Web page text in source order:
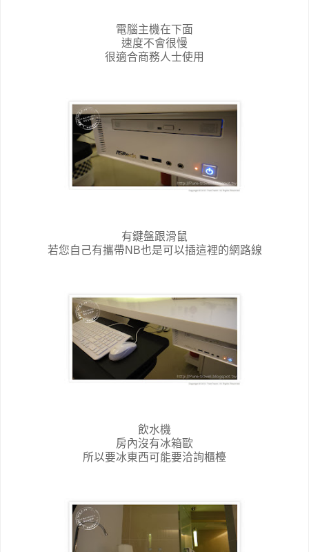
電腦主機在下面
速度不會很慢
很適合商務人士使用
有鍵盤跟滑鼠
若您自己有攜帶NB也是可以插這裡的網路線
飲水機
房內沒有冰箱歐
所以要冰東西可能要洽詢櫃檯